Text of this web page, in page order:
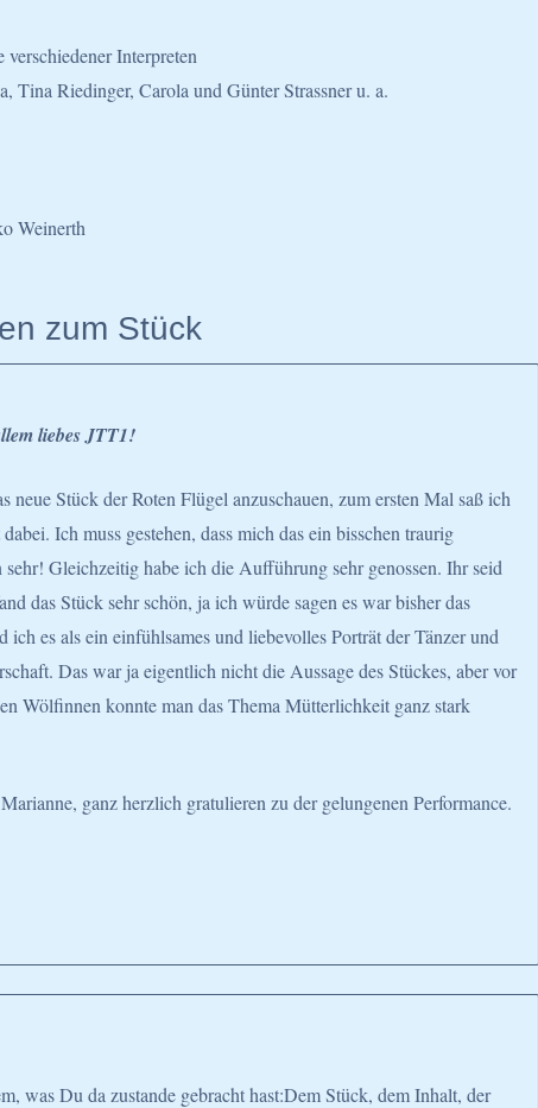
Interpreten
Tina Riedinger, Carola und Günter Strassner u. a.
Weinerth
zum Stück
liebes JTT1!
neue Stück der Roten Flügel anzuschauen, zum ersten Mal saß ich
Ich muss gestehen, dass mich das ein bisschen traurig
sehr! Gleichzeitig habe ich die Aufführung sehr genossen. Ihr seid
das Stück sehr schön, ja ich würde sagen es war bisher das
es als ein einfühlsames und liebevolles Porträt der Tänzer und
Das war ja eigentlich nicht die Aussage des Stückes, aber vor
Wölfinnen konnte man das Thema Mütterlichkeit ganz stark
ganz herzlich gratulieren zu der gelungenen Performance.
was Du da zustande gebracht hast:Dem Stück, dem Inhalt, der